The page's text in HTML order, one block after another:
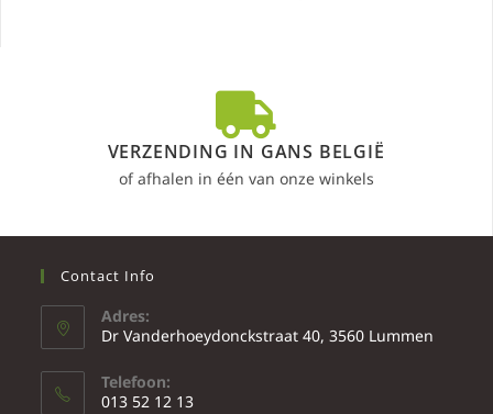
VERZENDING IN GANS BELGIË
of afhalen in één van onze winkels
Contact Info
Adres:
Dr Vanderhoeydonckstraat 40, 3560 Lummen
Telefoon:
013 52 12 13